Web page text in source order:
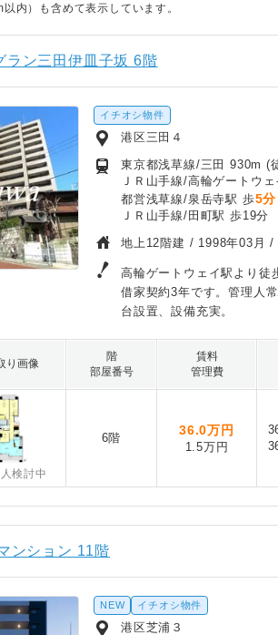
内）も含めて表示しています。
ラン三田伊皿子坂 6階
イチオシ物件
港区三田４
東京都浅草線/三田 930m (
ＪＲ山手線/高輪ゲートウ
都営浅草線/泉岳寺駅 歩5分
ＪＲ山手線/田町駅 歩19分
地上12階建 / 1998年03月 /
高輪ゲートウェイ駅より徒
借家契約3年です。管理人
台設置、設備充実。
り画像
階
部屋番号
賃料
管理費
検討中
6階
36.0万円
1.5万円
ンション 11階
NEW イチオシ物件
港区芝浦３